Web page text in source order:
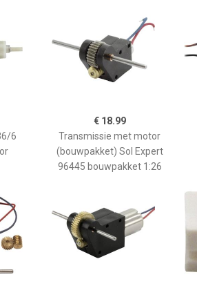
6
€ 18.99
Transmissie met motor
(bouwpakket) Sol Expert
96445 bouwpakket 1:26